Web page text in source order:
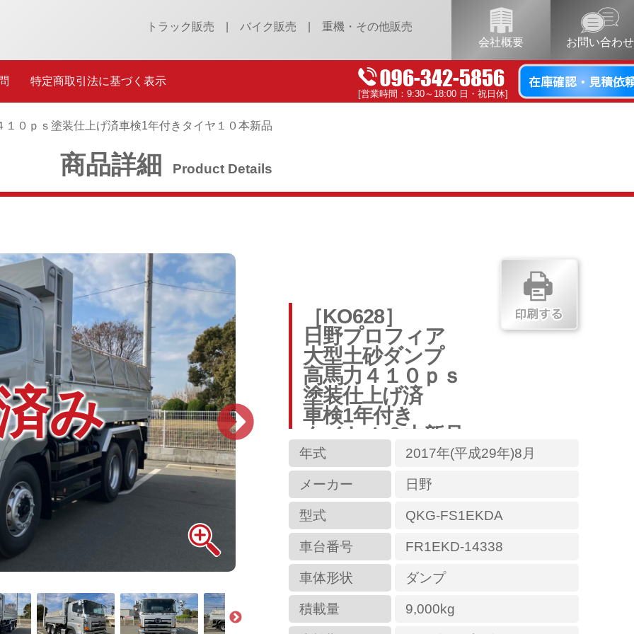
トラック販売 バイク販売
重機・その他販売
会社概要
お問い合わせ
特定商取引法に基づく表示
[営業時間：9:30～18:00 日・祝日休]
１０ｐｓ 塗装仕上げ済車検1年付き タイヤ１０本新品
商品詳細 Product Details
み
［KO628］
日野プロフィア
大型土砂ダンプ
高馬力４１０ｐｓ
塗装仕上げ済
車検1年付き
タイヤ１０本新品
年式 2017年(平成29年)8月
メーカー 日野
型式 QKG-FS1EKDA
車台番号 FR1EKD-14338
車体形状 ダンプ
積載量 9,000kg